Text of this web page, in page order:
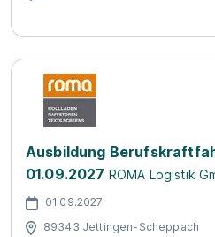
Ausbildung
01.09.2027 ROMA Logistik
01.09.2027
89343 Jettingen-Scheppach